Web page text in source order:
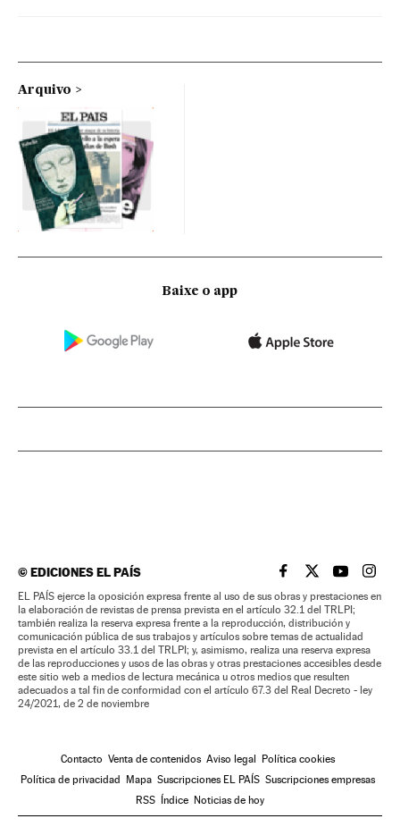
Arquivo
Baixe o app
©EDICIONES EL PAÍS EL PAÍS BRASIL EN
EL PAÍSEL PAÍS
EL
EL PAÍS ejerce la oposición expresa frente al uso de sus obras y prestaciones en
la elaboración de revistas de prensa prevista en el artículo 32.1 del TRLPI;
también realiza la reserva expresa frente a la reproducción, distribución y
comunicación pública de sus trabajos y artículos sobre temas de actualidad
prevista en el artículo 33.1 del TRLPI; y, asimismo, realiza una reserva expresa
de las reproducciones y usos de las obras y otras prestaciones accesibles desde
este sitio web a medios de lectura mecánica u otros medios que resulten
adecuados a tal fin de conformidad con el artículo 67.3 del Real Decreto - ley
24/2021, de 2 de noviembre
Contacto Venta de contenidos Aviso legal Política cookies
Política de privacidad Mapa Suscripciones EL PAÍS Suscripciones empresas
RSS Índice Noticias de hoy